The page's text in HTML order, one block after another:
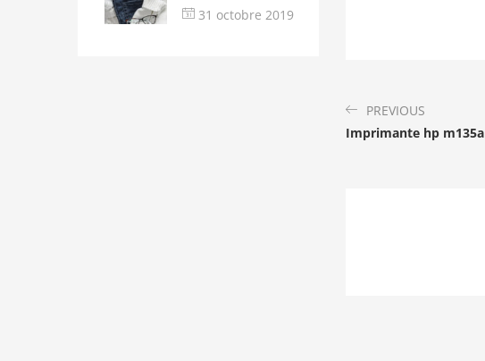
31 octobre 2019
PREVIOUS
Imprimante hp m135a